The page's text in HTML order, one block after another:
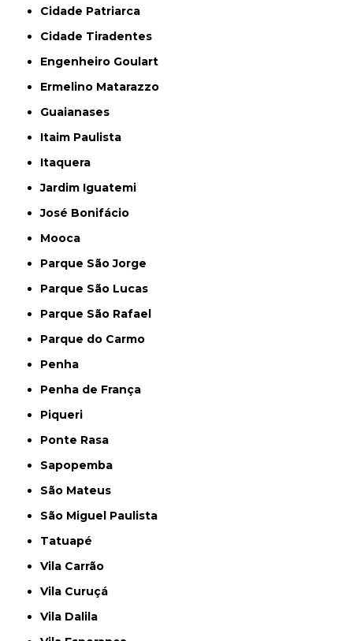
Cidade Patriarca
Cidade Tiradentes
Engenheiro Goulart
Ermelino Matarazzo
Guaianases
Itaim Paulista
Itaquera
Jardim Iguatemi
José Bonifácio
Mooca
Parque São Jorge
Parque São Lucas
Parque São Rafael
Parque do Carmo
Penha
Penha de França
Piqueri
Ponte Rasa
Sapopemba
São Mateus
São Miguel Paulista
Tatuapé
Vila Carrão
Vila Curuçá
Vila Dalila